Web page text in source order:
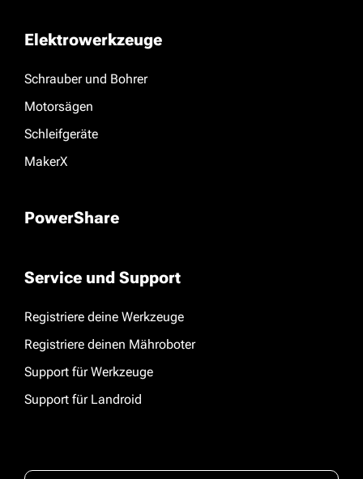
Elektrowerkzeuge
Schrauber und Bohrer
Motorsägen
Schleifgeräte
MakerX
PowerShare
Service und Support
Registriere deine Werkzeuge
Registriere deinen Mähroboter
Support für Werkzeuge
Support für Landroid